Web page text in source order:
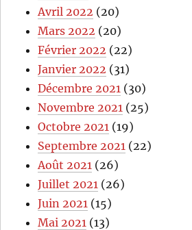
Avril 2022 (20)
Mars 2022 (20)
Février 2022 (22)
Janvier 2022 (31)
Décembre 2021 (30)
Novembre 2021 (25)
Octobre 2021 (19)
Septembre 2021 (22)
Août 2021 (26)
Juillet 2021 (26)
Juin 2021 (15)
Mai 2021 (13)